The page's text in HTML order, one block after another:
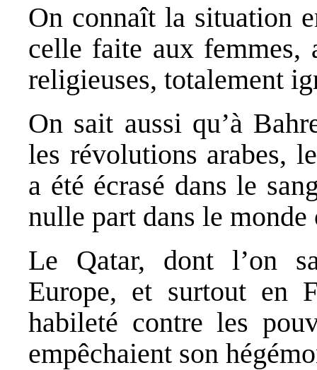
On connaît la situation
celle faite aux femmes,
religieuses, totalement
On sait aussi qu’à
les révolutions arabes,
a été écrasé dans le
nulle part dans le monde
Le Qatar, dont l’on
Europe, et surtout en
habileté contre les
empêchaient son